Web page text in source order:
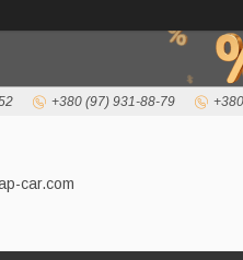
+380 (97) 931-88-79
car.com